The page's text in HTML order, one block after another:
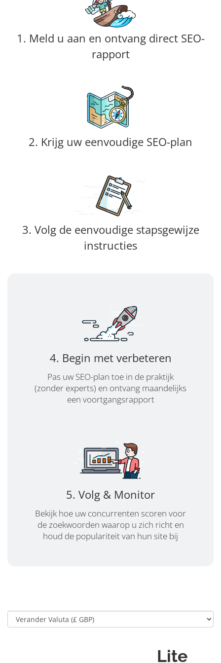
1. Meld u aan en ontvang direct SEO-
rapport
2. Krijg uw eenvoudige SEO-plan
3. Volg de eenvoudige stapsgewijze
instructies
4. Begin met verbeteren
Pas uw SEO-plan toe in de praktijk
(zonder experts) en ontvang maandelijks
een voortgangsrapport
5. Volg & Monitor
Bekijk hoe uw concurrenten scoren voor
de zoekwoorden waarop u zich richt en
houd de populariteit van hun site bij
Lite